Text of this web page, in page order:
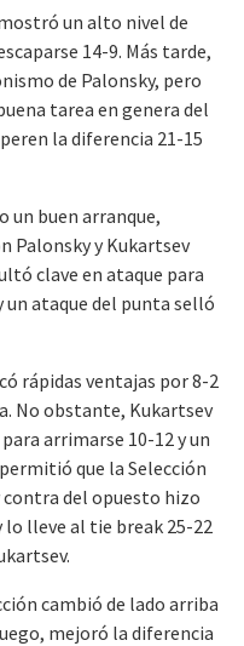
un alto nivel de
14-9. Más tarde,
de Palonsky, pero
tarea en genera del
la diferencia 21-15
un buen arranque,
Palonsky y Kukartsev
clave en ataque para
un ataque del punta selló
rápidas ventajas por 8-2
No obstante, Kukartsev
arrimarse 10-12 y un
que la Selección
contra del opuesto hizo
lo lleve al tie break 25-22
cambió de lado arriba
mejoró la diferencia